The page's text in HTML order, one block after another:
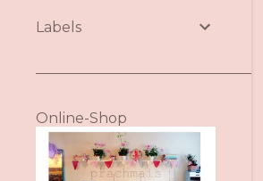
Labels
Online-Shop